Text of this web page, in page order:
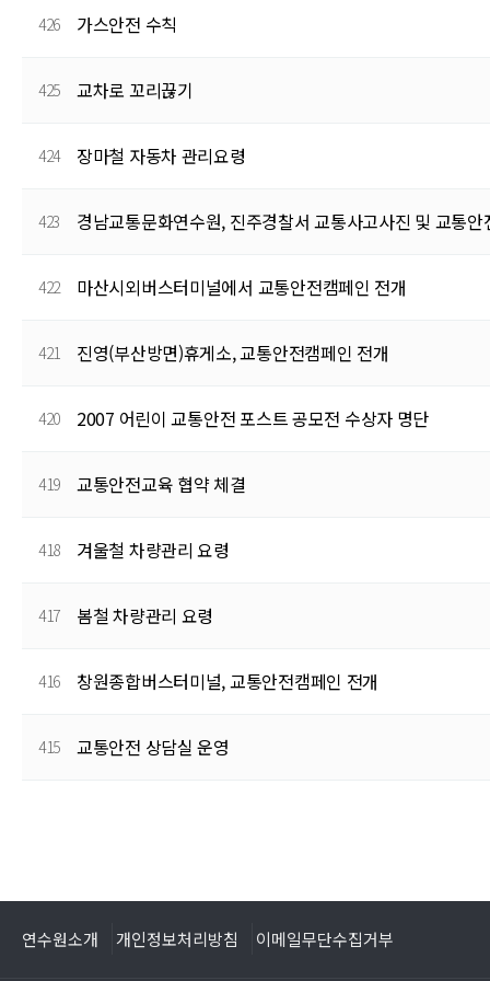
426 가스안전 수칙
425 교차로 꼬리끊기
424 장마철 자동차 관리요령
423 경남교통문화연수원, 진주경찰서 교통사고사진 및 교통
422 마산시외버스터미널에서 교통안전캠페인 전개
421 진영(부산방면)휴게소, 교통안전캠페인 전개
420 2007 어린이 교통안전 포스트 공모전 수상자 명단
419 교통안전교육 협약 체결
418 겨울철 차량관리 요령
417 봄철 차량관리 요령
416 창원종합버스터미널, 교통안전캠페인 전개
415 교통안전 상담실 운영
연수원소개 개인정보처리방침 이메일무단수집거부